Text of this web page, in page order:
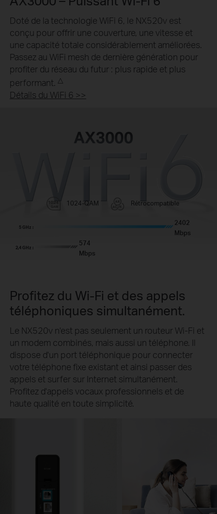
Doté de la technologie WiFi 6, le NX520v est
conçu pour offrir une couverture, une vitesse et
une capacité totale considérablement améliorées.
Passez au WiFi mesh de dernière génération pour
profiter du réseau du futur : plus rapide et plus
performant. △
Détails du WiFi 6 >>
1024-QAM Rétrocompatible
5 GHz :
2402
Mbps
2,4 GHz :
574
Mbps
Profitez du Wi-Fi et des appels
téléphoniques simultanément.
Le NX520v n'est pas seulement un routeur Wi-Fi et
un modem combinés, mais aussi un téléphone. Il
dispose d'un port téléphonique pour connecter
votre téléphone fixe existant et ainsi passer des
appels et surfer sur Internet simultanément.
Profitez d'appels vocaux professionnels et de
haute qualité en toute simplicité.